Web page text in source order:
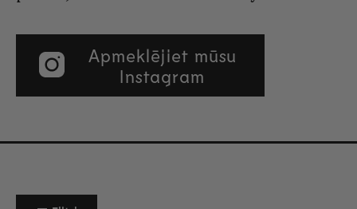
Apmeklējiet mūsu
Instagram